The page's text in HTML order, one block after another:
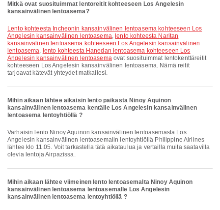
Mitkä ovat suosituimmat lentoreitit kohteeseen Los Angelesin
kansainvälinen lentoasema?
lento kohteesta Incheonin kansainvälinen lentoasema kohteeseen Los
Angelesin kansainvälinen lentoasema, lento kohteesta Naritan
kansainvälinen lentoasema kohteeseen Los Angelesin kansainvälinen
lentoasema, lento kohteesta Hanedan lentoasema kohteeseen Los
Angelesin kansainvälinen lentoasemaovat suosituimmat lentokenttäreitit
kohteeseen Los Angelesin kansainvälinen lentoasema. Nämä reitit
tarjoavat kätevät yhteydet matkallesi.
Mihin aikaan lähtee aikaisin lento paikasta Ninoy Aquinon
kansainvälinen lentoasema kentälle Los Angelesin kansainvälinen
lentoasema lentoyhtiöllä ?
Varhaisin lento Ninoy Aquinon kansainvälinen lentoasemasta Los
Angelesin kansainvälinen lentoasemaiin lentoyhtiöllä Philippine Airlines
lähtee klo 11.05. Voit tarkastella tätä aikataulua ja vertailla muita saatavilla
olevia lentoja Airpazissa.
Mihin aikaan lähtee viimeinen lento lentoasemalta Ninoy Aquinon
kansainvälinen lentoasema lentoasemalle Los Angelesin
kansainvälinen lentoasema lentoyhtiöllä ?